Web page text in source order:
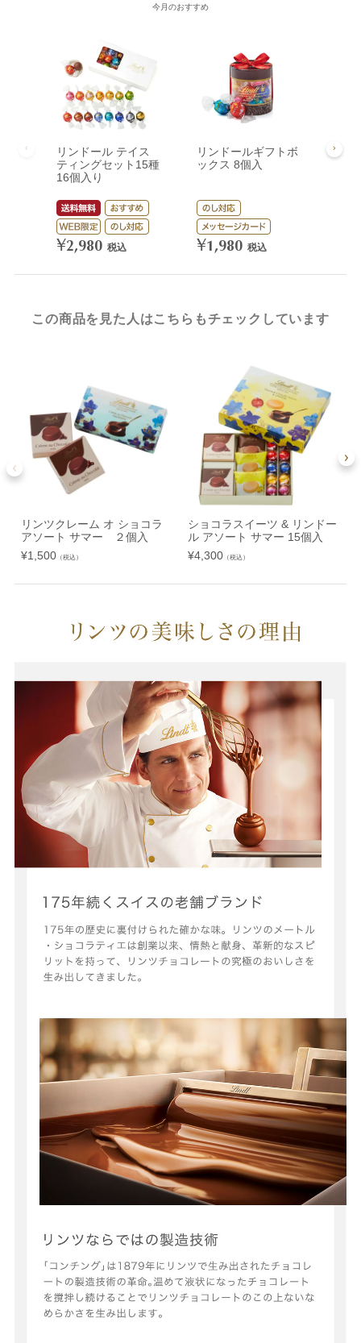
今月のおすすめ
リンドール テイス
ティングセット15種
16個入り
¥2,980 税込
リンドールギフトボ
ックス 8個入
¥1,980 税込
リ
この商品を見た人はこちらもチェックしています
リンツクレーム オ ショコラ
アソート サマー ２個入
¥1,500（税込）
ショコラスイーツ & リンドー
ル アソート サマー 15個入
¥4,300（税込）